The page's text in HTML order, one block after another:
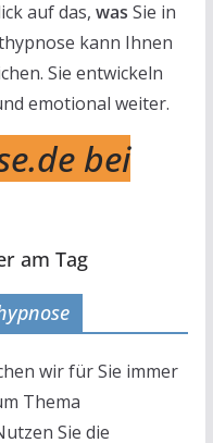
auf das, was Sie in
kann Ihnen
Sie entwickeln
emotional weiter.
bei
am Tag
wir für Sie immer
Thema
Sie die